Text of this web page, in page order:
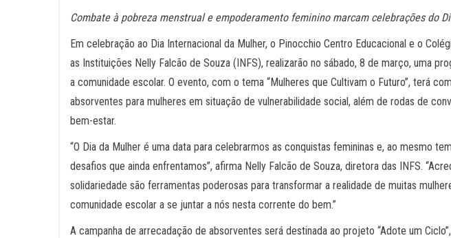
Combate à pobreza menstrual e empoderamento feminino marcam celebrações do
Em celebração ao Dia Internacional da Mulher, o Pinocchio Centro Educacional e o
as Instituições Nelly Falcão de Souza (INFS), realizarão no sábado, 8 de março, uma
a comunidade escolar. O evento, com o tema “Mulheres que Cultivam o Futuro”, terá
absorventes para mulheres em situação de vulnerabilidade social, além de rodas de
bem-estar.
“O Dia da Mulher é uma data para celebrarmos as conquistas femininas e, ao mesmo
desafios que ainda enfrentamos”, afirma Nelly Falcão de Souza, diretora das INFS.
solidariedade são ferramentas poderosas para transformar a realidade de muitas
comunidade escolar a se juntar a nós nesta corrente do bem.”
A campanha de arrecadação de absorventes será destinada ao projeto “Adote um